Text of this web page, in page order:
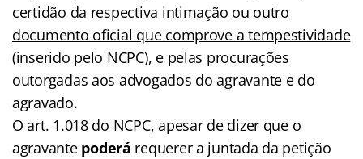
certidão da respectiva intimação ou outro
documento oficial que comprove a tempestividade
(inserido pelo NCPC), e pelas procurações
outorgadas aos advogados do agravante e do
agravado.
O art. 1.018 do NCPC, apesar de dizer que o
agravante poderá requerer a juntada da petição